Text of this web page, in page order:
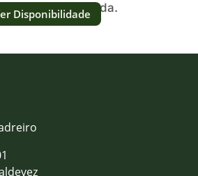
aparência delicada.
Disponibilidade